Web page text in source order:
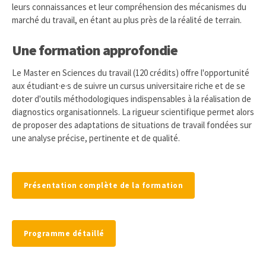
leurs connaissances et leur compréhension des mécanismes du
marché du travail, en étant au plus près de la réalité de terrain.
Une formation approfondie
Le Master en Sciences du travail (120 crédits) offre l'opportunité
aux étudiant·e·s de suivre un cursus universitaire riche et de se
doter d'outils méthodologiques indispensables à la réalisation de
diagnostics organisationnels. La rigueur scientifique permet alors
de proposer des adaptations de situations de travail fondées sur
une analyse précise, pertinente et de qualité.
Présentation complète de la formation
Programme détaillé